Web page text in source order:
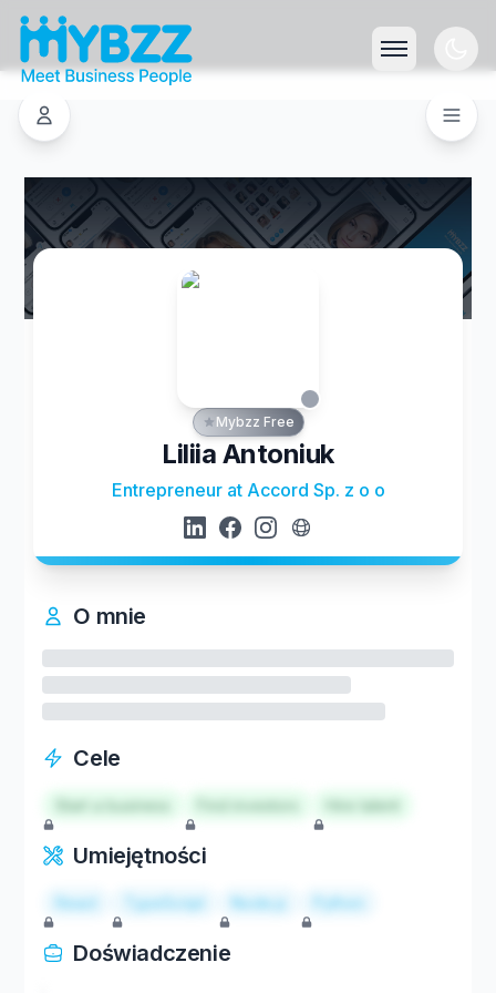
Mybzz Free
Liliia Antoniuk
Entrepreneur at Accord Sp. z o o
O mnie
Cele
Start a business Hire talent
Umiejętności
React TypeScript Node.js Python
Doświadczenie